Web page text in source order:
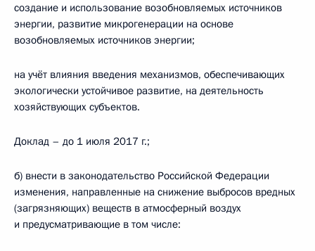
создание и использование возобновляемых источников
энергии, развитие микрогенерации на основе
возобновляемых источников энергии;
на учёт влияния введения механизмов, обеспечивающих
экологически устойчивое развитие, на деятельность
хозяйствующих субъектов.
Доклад – до 1 июля 2017 г.;
б) внести в законодательство Российской Федерации
изменения, направленные на снижение выбросов вредных
(загрязняющих) веществ в атмосферный воздух
и предусматривающие в том числе: